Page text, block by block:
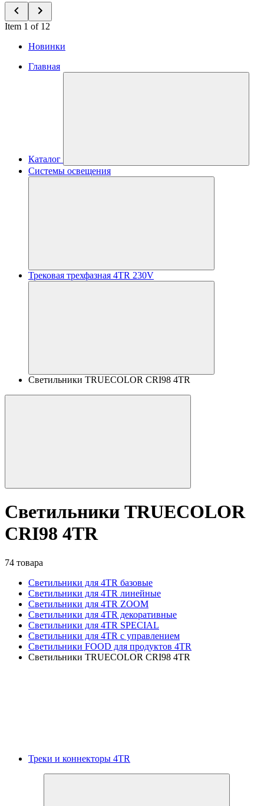
Item 1 of 12
Новинки
Главная
Каталог
Системы освещения
Трековая трехфазная 4TR 230V
Светильники TRUECOLOR CRI98 4TR
Светильники TRUECOLOR
CRI98 4TR
74 товара
Светильники для 4TR базовые
Светильники для 4TR линейные
Светильники для 4TR ZOOM
Светильники для 4TR декоративные
Светильники для 4TR SPECIAL
Светильники для 4TR с управлением
Светильники FOOD для продуктов 4TR
Светильники TRUECOLOR CRI98 4TR
Треки и коннекторы 4TR